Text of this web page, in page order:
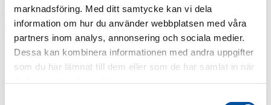
marknadsföring. Med ditt samtycke kan vi dela
information om hur du använder webbplatsen med våra
partners inom analys, annonsering och sociala medier.
Dessa kan kombinera informationen med andra uppgifter
som du har lämnat till dem eller som de har samlat in när
FVB Sverige ABKlostergatan 23703 39 Örebro, Sweden
+46 (0)19 30 60 60 info@fvb.se
Distribution